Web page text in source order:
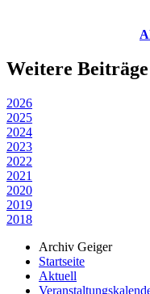
Weitere
2026
2025
2024
2023
2022
2021
2020
2019
2018
Archiv Geiger
Startseite
Aktuell